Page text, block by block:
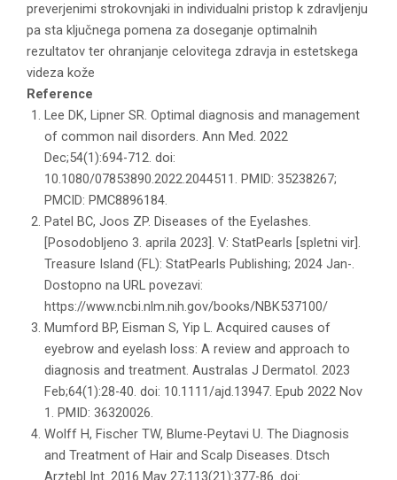
preverjenimi strokovnjaki in individualni pristop k zdravljenju
pa sta ključnega pomena za doseganje optimalnih
rezultatov ter ohranjanje celovitega zdravja in estetskega
videza kože
Reference
Lee DK, Lipner SR. Optimal diagnosis and management
of common nail disorders. Ann Med. 2022
Dec;54(1):694-712. doi:
10.1080/07853890.2022.2044511. PMID: 35238267;
PMCID: PMC8896184.
Patel BC, Joos ZP. Diseases of the Eyelashes.
[Posodobljeno 3. aprila 2023]. V: StatPearls [spletni vir].
Treasure Island (FL): StatPearls Publishing; 2024 Jan-.
Dostopno na URL povezavi:
https://www.ncbi.nlm.nih.gov/books/NBK537100/
Mumford BP, Eisman S, Yip L. Acquired causes of
eyebrow and eyelash loss: A review and approach to
diagnosis and treatment. Australas J Dermatol. 2023
Feb;64(1):28-40. doi: 10.1111/ajd.13947. Epub 2022 Nov
1. PMID: 36320026.
Wolff H, Fischer TW, Blume-Peytavi U. The Diagnosis
and Treatment of Hair and Scalp Diseases. Dtsch
Arztebl Int. 2016 May 27;113(21):377-86. doi: